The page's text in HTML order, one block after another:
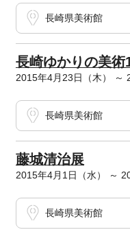
長崎県美術館
長崎ゆかりの美
2015年4月23日（木） ～
長崎県美術館
藤城清治展
2015年4月1日（水） ～
長崎県美術館